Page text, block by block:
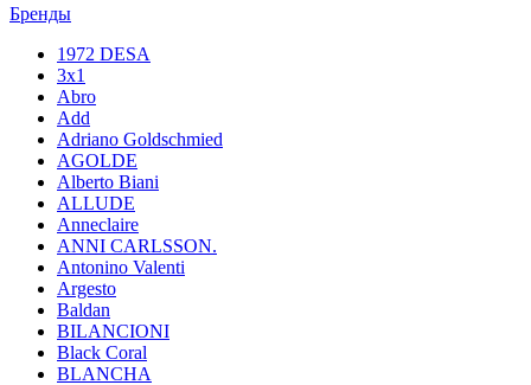
Бренды
1972 DESA
3x1
Abro
Add
Adriano Goldschmied
AGOLDE
Alberto Biani
ALLUDE
Anneclaire
ANNI CARLSSON.
Antonino Valenti
Argesto
Baldan
BILANCIONI
Black Coral
BLANCHA